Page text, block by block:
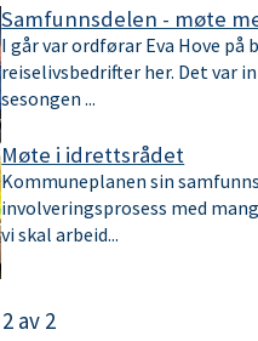
Samfunnsdelen - møte
I går var ordførar Eva Hove
reiselivsbedrifter her. Det var
sesongen ...
Møte i idrettsrådet
Kommuneplanen sin
involveringsprosess med
vi skal arbeid...
2 av 2